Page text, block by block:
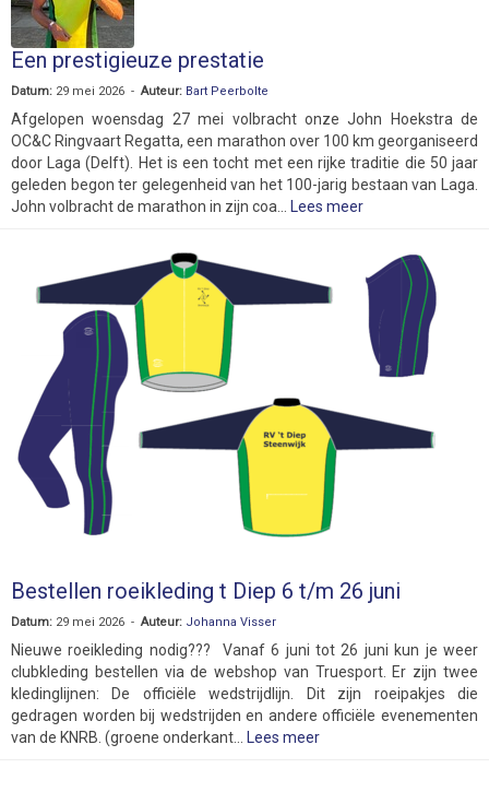
Een prestigieuze prestatie
Datum: 29 mei 2026 -Auteur: Bart Peerbolte
Afgelopen woensdag 27 mei volbracht onze John Hoekstra de
OC&C Ringvaart Regatta, een marathon over 100 km georganiseerd
door Laga (Delft). Het is een tocht met een rijke traditie die 50 jaar
geleden begon ter gelegenheid van het 100-jarig bestaan van Laga.
John volbracht de marathon in zijn coa...
Lees meer
Bestellen roeikleding t Diep 6 t/m 26 juni
Datum: 29 mei 2026 -Auteur: Johanna Visser
Nieuwe roeikleding nodig??? Vanaf 6 juni tot 26 juni kun je weer
clubkleding bestellen via de webshop van Truesport. Er zijn twee
kledinglijnen: De officiële wedstrijdlijn. Dit zijn roeipakjes die
gedragen worden bij wedstrijden en andere officiële evenementen
van de KNRB. (groene onderkant...
Lees meer